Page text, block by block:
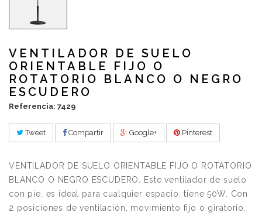
VENTILADOR DE SUELO
ORIENTABLE FIJO O
ROTATORIO BLANCO O NEGRO
ESCUDERO
Referencia: 7429
Tweet Compartir Google+ Pinterest
VENTILADOR DE SUELO ORIENTABLE FIJO O ROTATORIO
BLANCO O NEGRO ESCUDERO. Este ventilador de suelo
con pie, es ideal para cualquier espacio, tiene 50W. Con
2 posiciones de ventilación, movimiento fijo o giratorio.